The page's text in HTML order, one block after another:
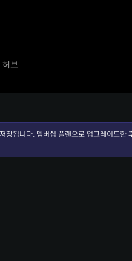
브
장됩니다. 멤버십 플랜으로 업그레이드한